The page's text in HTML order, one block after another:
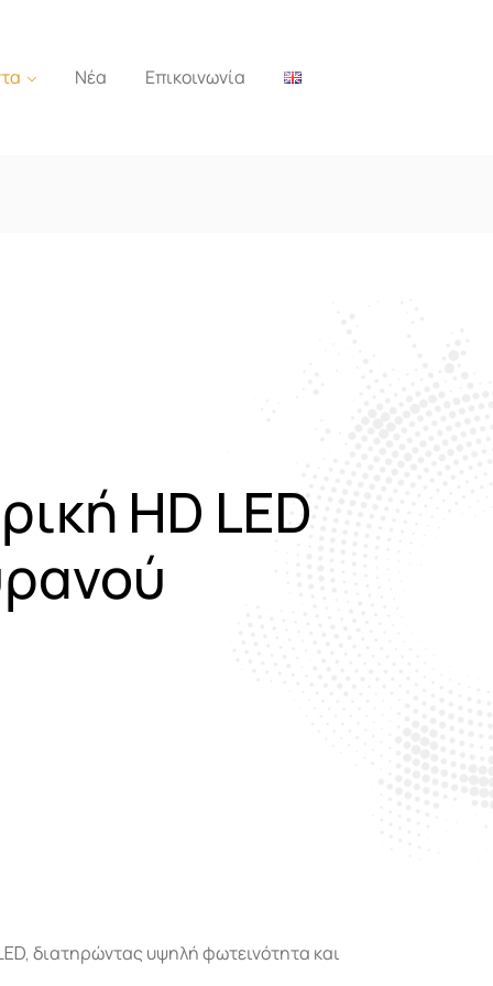
Νέα Επικοινωνία
HD LED
διατηρώντας υψηλή φωτεινότητα και